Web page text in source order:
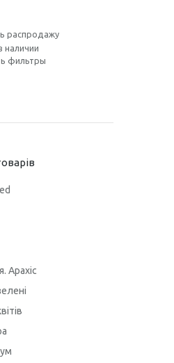
распродажу
наличии
фильтры
Арахіс